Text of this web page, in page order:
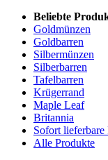
Beliebte
Goldmünzen
Goldbarren
Silbermünzen
Silberbarren
Tafelbarren
Krügerrand
Maple Leaf
Britannia
Sofort lieferbare
Alle Produkte